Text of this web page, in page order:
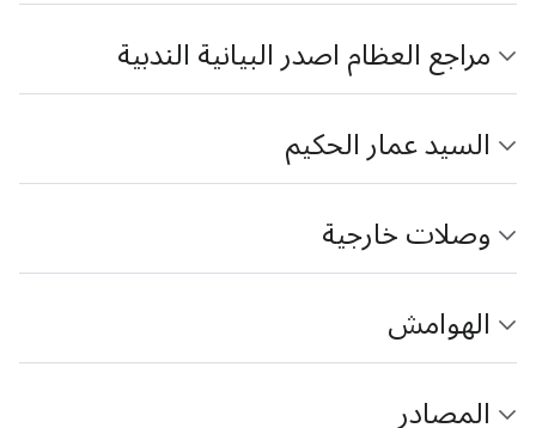
مراجع العظام اصدر البيانية الندبية
السيد عمار الحكيم
وصلات خارجیة
الهوامش
المصادر